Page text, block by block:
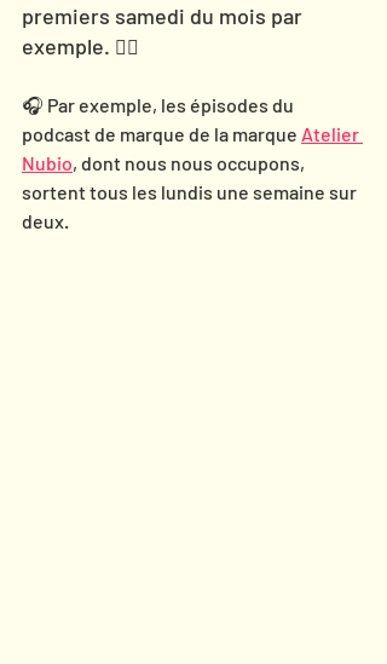
premiers samedi du mois par
exemple. 🤷‍♀️
🎧 Par exemple, les épisodes du
podcast de marque de la marque Atelier
Nubio, dont nous nous occupons,
sortent tous les lundis une semaine sur
deux.